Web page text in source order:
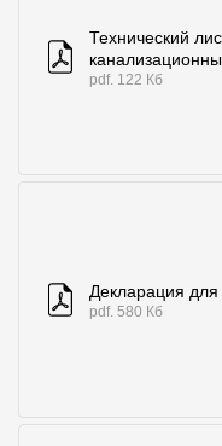
Технический
pdf. 122 Кб
Декларация
pdf. 580 Кб